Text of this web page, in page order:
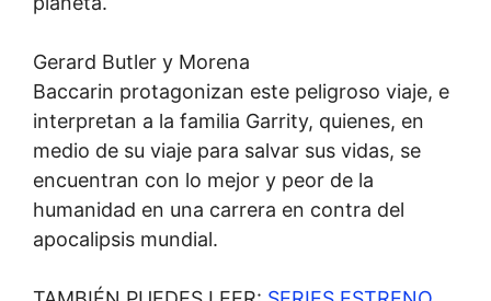
Gerard Butler y Morena
Baccarin protagonizan este peligroso viaje, e
interpretan a la familia Garrity, quienes, en
medio de su viaje para salvar sus vidas, se
encuentran con lo mejor y peor de la
humanidad en una carrera en contra del
apocalipsis mundial.